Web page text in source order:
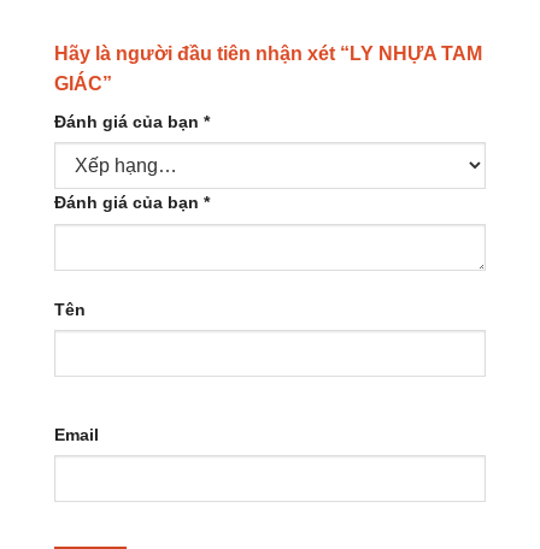
Hãy là người đầu tiên nhận xét “LY NHỰA TAM
GIÁC”
Đánh giá của bạn *
Đánh giá của bạn *
Tên
Email